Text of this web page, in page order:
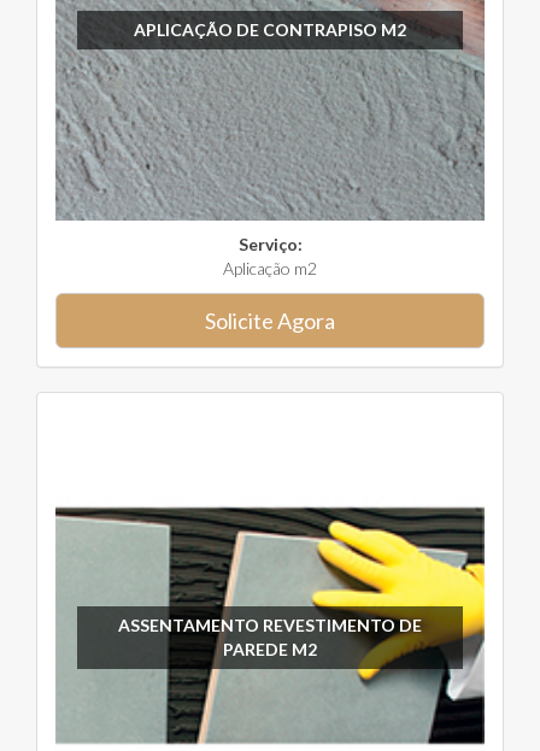
APLICAÇÃO DE CONTRAPISO M2
Serviço:
Aplicação m2
Solicite Agora
ASSENTAMENTO REVESTIMENTO DE
PAREDE M2